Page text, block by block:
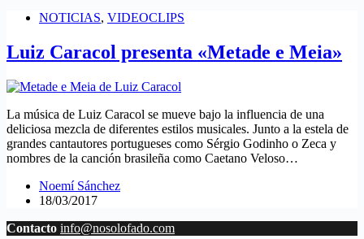
NOTICIAS, VIDEOCLIPS
Luiz Caracol presenta «Metade e Meia»
La música de Luiz Caracol se mueve bajo la influencia de una
deliciosa mezcla de diferentes estilos musicales. Junto a la estela de
grandes cantautores portugueses como Sérgio Godinho o Zeca y
nombres de la canción brasileña como Caetano Veloso…
Noemí Sánchez
18/03/2017
Contacto info@nosolofado.com